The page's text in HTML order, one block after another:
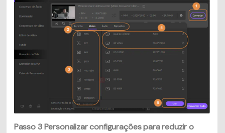
Passo 3Personalizar configurações para reduzir o